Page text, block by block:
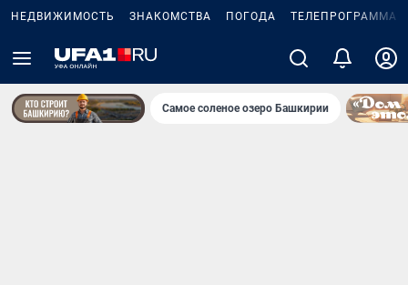
НЕДВИЖИМОСТЬ ЗНАКОМСТВА ПОГОДА ТЕЛЕПРОГРАММА
Самое соленое озеро Башкирии